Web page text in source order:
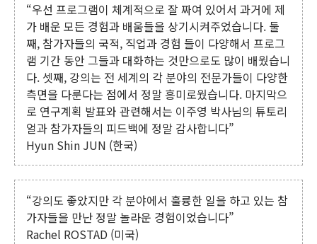
“우선 프로그램이 체계적으로 잘 짜여 있어서 과거에 제
가 배운 모든 경험과 배움들을 상기시켜주었습니다. 둘
째, 참가자들의 국적, 직업과 경험 들이 다양해서 프로그
램 기간 동안 그들과 대화하는 것만으로도 많이 배웠습니
다. 셋째, 강의는 전 세계의 각 분야의 전문가들이 다양한
측면을 다룬다는 점에서 정말 흥미로웠습니다. 마지막으
로 연구계획 발표와 관련해서는 이주영 박사님의 튜토리
얼과 참가자들의 피드백에 정말 감사합니다”
Hyun Shin JUN (한국)
“강의도 좋았지만 각 분야에서 훌륭한 일을 하고 있는 참
가자들을 만난 정말 놀라운 경험이었습니다”
Rachel ROSTAD (미국)